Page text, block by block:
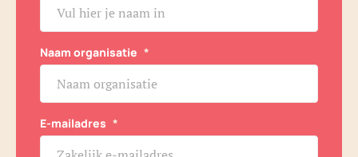
Naam organisatie *
E-mailadres *